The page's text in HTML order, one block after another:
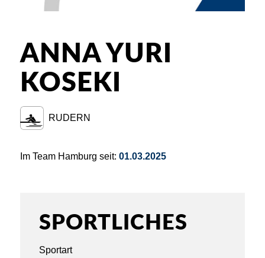
ANNA YURI
KOSEKI
RUDERN
Im Team Hamburg seit: 01.03.2025
SPORTLICHES
Sportart